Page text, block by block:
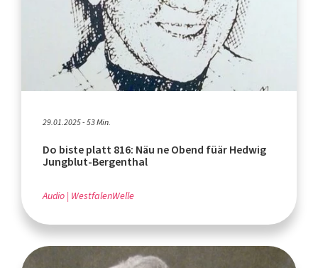
29.01.2025 - 53 Min.
Do biste platt 816: Näu ne Obend füär Hedwig
Jungblut-Bergenthal
Audio WestfalenWelle